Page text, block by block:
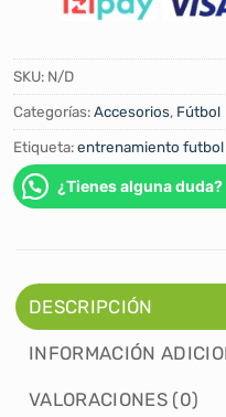
SKU: N/D
Categorías:Accesorios, Fútbol
Etiqueta:entrenamiento futbol
¿Tienes alguna
DESCRIPCIÓN
INFORMACIÓN
VALORACIONES (0)